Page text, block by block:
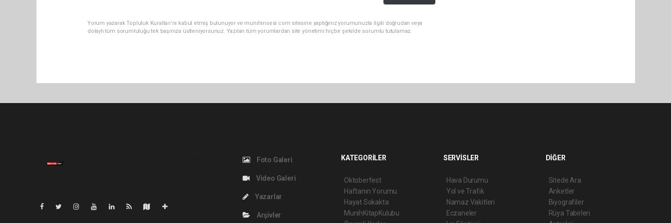
Yorum yazarak Topluluk Kuralları’nı kabul etmiş bulunuyor ve munihinsesi.com sitesine yaptığınız yorumunuzla ilgili doğrudan veya
dolaylı tüm sorumluluğu tek başınıza üstleniyorsunuz. Yazılan tüm yorumlardan site yönetimi hiçbir şekilde sorumlu tutulamaz.
Foto Galeri
Video Galeri
Yazarlar
Arşivler
KATEGORİLER
Oktoberfest
Haftanın Yorumu
Hayat Sokakta
MunihKitapKulubu
SERVİSLER
Hava Durumu
Yol ve Trafik
Namaz Vakitleri
Eczaneler
DİĞER
Sitede Ara
Anketler
Biyografiler
Rüya Tabirleri